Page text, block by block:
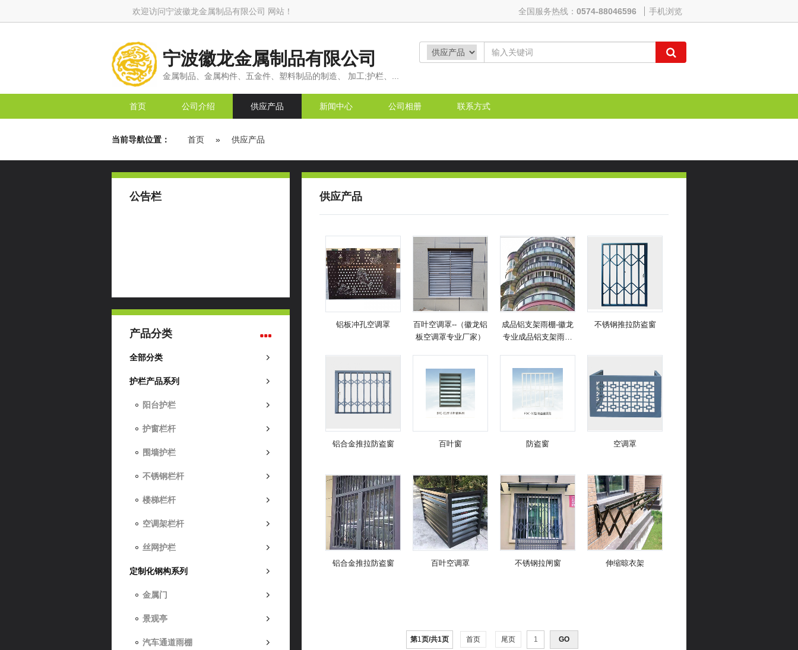
欢迎访问宁波徽龙金属制品有限公司 网站！ 全国服务热线： 0574-88046596 手机浏览
宁波徽龙金属制品有限公司
金属制品、金属构件、五金件、塑料制品的制造、 加工;护栏、...
首页 公司介绍 供应产品 新闻中心 公司相册 联系方式
当前导航位置： 首页 » 供应产品
公告栏
产品分类
全部分类
护栏产品系列
阳台护栏
护窗栏杆
围墙护栏
不锈钢栏杆
楼梯栏杆
空调架栏杆
丝网护栏
定制化钢构系列
金属门
景观亭
汽车通道雨棚
供应产品
铝板冲孔空调罩
百叶空调罩--（徽龙铝
板空调罩专业厂家）
成品铝支架雨棚-徽龙
专业成品铝支架雨棚
不锈钢推拉防盗窗
铝合金推拉防盗窗 百叶窗 防盗窗 空调罩
铝合金推拉防盗窗 百叶空调罩 不锈钢拉闸窗 伸缩晾衣架
第1页/共1页 首页 尾页